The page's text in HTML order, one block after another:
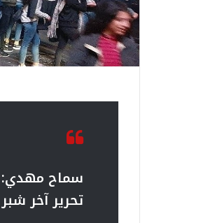
سماح مهدي:
تحرير آخر